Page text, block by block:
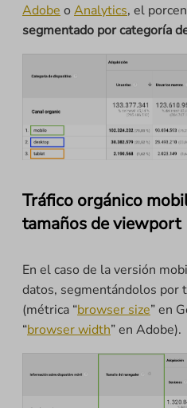
Adobe o Analytics, el
segmentado por categoría
Tráfico orgánico
tamaños de viewport
En el caso de la versión
datos, segmentándolos por
(métrica “browser size” en
“browser width” en Adobe).